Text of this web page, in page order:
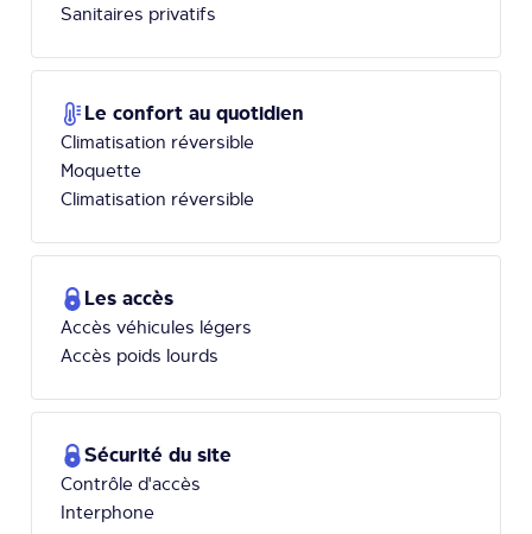
Sanitaires privatifs
Le confort au quotidien
Climatisation réversible
Moquette
Climatisation réversible
Les accès
Accès véhicules légers
Accès poids lourds
Sécurité du site
Contrôle d'accès
Interphone